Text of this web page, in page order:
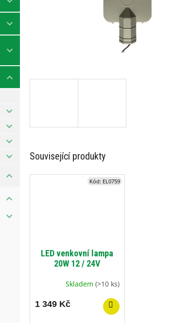
Související produkty
LED venkovní lampa
20W 12 / 24V
Skladem (>10 ks)
1 349 Kč
Kód: EL0759